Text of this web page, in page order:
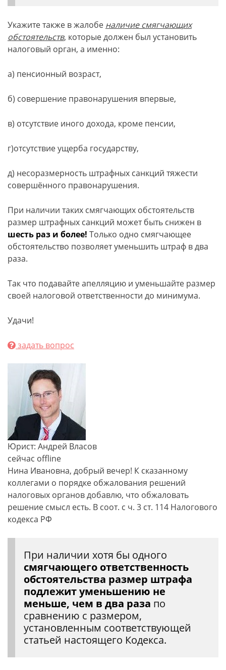
Укажите также в жалобе наличие смягчающих
обстоятельств, которые должен был установить
налоговый орган, а именно:
а) пенсионный возраст,
б) совершение правонарушения впервые,
в) отсутствие иного дохода, кроме пенсии,
г)отсутствие ущерба государству,
д) несоразмерность штрафных санкций тяжести
совершённого правонарушения.
При наличии таких смягчающих обстоятельств
размер штрафных санкций может быть снижен в
шесть раз и более! Только одно смягчающее
обстоятельство позволяет уменьшить штраф в два
раза.
Так что подавайте апелляцию и уменьшайте размер
своей налоговой ответственности до минимума.
Удачи!
задать вопрос
Юрист: Андрей Власов
сейчас offline
Нина Ивановна, добрый вечер! К сказанному
коллегами о порядке обжалования решений
налоговых органов добавлю, что обжаловать
решение смысл есть. В соот. с ч. 3 ст. 114 Налогового
кодекса РФ
При наличии хотя бы одного
смягчающего ответственность
обстоятельства размер штрафа
подлежит уменьшению не
меньше, чем в два раза по
сравнению с размером,
установленным соответствующей
статьей настоящего Кодекса.